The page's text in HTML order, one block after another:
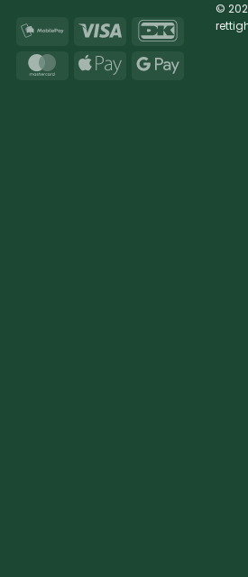
MobilePay Visa DanKort
MasterCardApple
Google
©